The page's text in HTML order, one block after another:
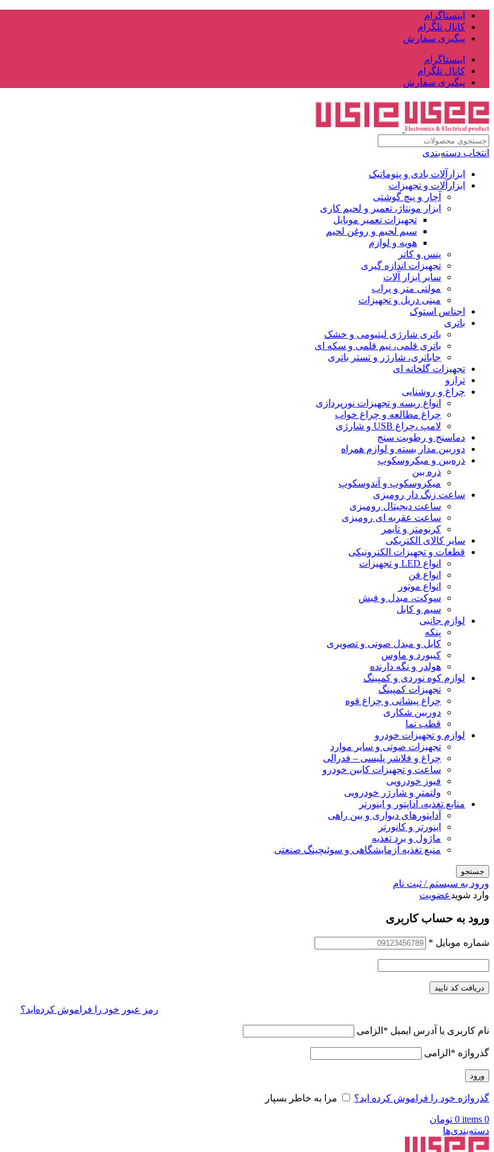
اینستاگرام
کانال تلگرام
پیگیری سفارش
اینستاگرام
کانال تلگرام
پیگیری سفارش
انتخاب دسته‌بندی
ابزارآلات بادی و پنوماتیک
ابزارآلات و تجهیزات
آچار و پیچ گوشتی
ابزار مونتاژ، تعمیر و لحیم کاری
تجهیزات تعمیر موبایل
سیم لحیم و روغن لحیم
هویه و لوازم
پنس و کاتر
تجهیزات اندازه گیری
سایر ابزار آلات
مولتی متر و پراب
مینی دریل و تجهیزات
اجناس استوک
باتری
باتری شارژی لیتیومی و خشک
باتری قلمی، نیم قلمی و سکه ای
جاباتری، شارژر و تستر باتری
تجهیزات گلخانه ای
ترازو
چراغ و روشنایی
انواع ریسه و تجهیزات نورپردازی
چراغ مطالعه و چراغ خواب
لامپ ،چراغ USB و شارژی
دماسنج و رطوبت سنج
دوربین مدار بسته و لوازم همراه
ذره‌بین و میکروسکوپ
ذره بین
میکروسکوپ و آندوسکوپ
ساعت زنگ دار رومیزی
ساعت دیجیتال رومیزی
ساعت عقربه ای رومیزی
کرنومتر و تایمر
سایر کالای الکتریکی
قطعات و تجهیزات الکترونیکی
انواع LED و تجهیزات
انواع فن
انواع موتور
سوکت، مبدل و فیش
سیم و کابل
لوازم جانبی
پنکه
کابل و مبدل صوتی و تصویری
کیبورد و ماوس
هولدر و نگه دارنده
لوازم کوه نوردی و کمپینگ
تجهیزات کمپینگ
چراغ پیشانی و چراغ قوه
دوربین شکاری
قطب نما
لوازم و تجهیزات خودرو
تجهیزات صوتی و سایر موارد
چراغ و فلاشر پلیسی – فدرالی
ساعت و تجهیزات کابین خودرو
فیوز خودرویی
ولتمتر و شارژر خودرویی
منابع تغذیه، آداپتور و اینورتر
آداپتورهای دیواری و بین راهی
اینورتر و کانورتر
ماژول و برد تغذیه
منبع تغذیه آزمایشگاهی و سوئیچینگ صنعتی
جستجو
ورود به سیستم / ثبت نام
وارد شویدعضویت
ورود به حساب کاربری
شماره موبایل *
دریافت کد تایید
رمز عبور خود را فراموش کرده‌اید؟
نام کاربری یا آدرس ایمیل * الزامی
گذرواژه * الزامی
ورود
گذرواژه خود را فراموش کرده اید؟ مرا به خاطر بسپار
0
items
0 تومان
دسته‌بندی‌ها